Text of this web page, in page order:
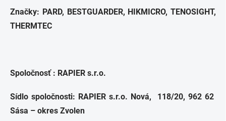
Značky: PARD, BESTGUARDER, HIKMICRO, TENOSIGHT,
THERMTEC
Spoločnosť : RAPIER s.r.o.
Sídlo spoločnosti: RAPIER s.r.o. Nová, 118/20, 962 62
Sása – okres Zvolen